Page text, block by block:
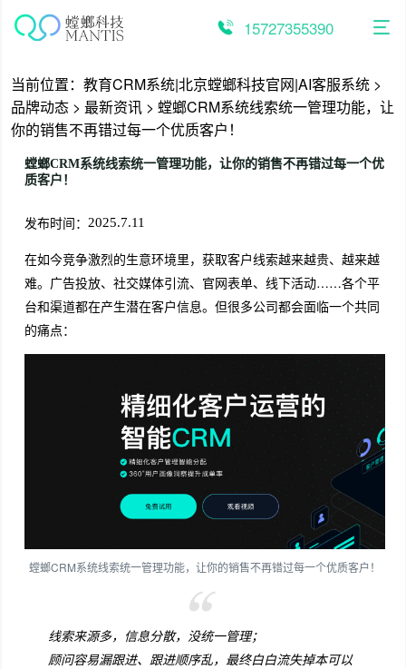
15727355390
当前位置： 教育CRM系统|北京螳螂科技官网|AI客服系统 >
品牌动态 > 最新资讯 > 螳螂CRM系统线索统一管理功能，让
你的销售不再错过每一个优质客户！
螳螂CRM系统线索统一管理功能，让你的销售不再错过每一个优
质客户！
发布时间： 2025.7.11
在如今竞争激烈的生意环境里，获取客户线索越来越贵、越来越
难。广告投放、社交媒体引流、官网表单、线下活动……各个平
台和渠道都在产生潜在客户信息。但很多公司都会面临一个共同
的痛点：
螳螂CRM系统线索统一管理功能，让你的销售不再错过每一个优质客户！
线索来源多，信息分散，没统一管理；
顾问容易漏跟进、跟进顺序乱，最终白白流失掉本可以